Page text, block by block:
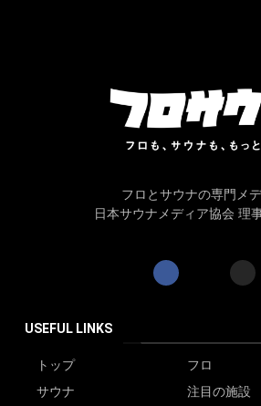
フロとサウナの専門メ
日本サウナメディア協会 理
USEFUL LINKS
トップ
フロ
サウナ
注目の施設